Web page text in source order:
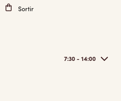
Sortir
7:30 - 14:00